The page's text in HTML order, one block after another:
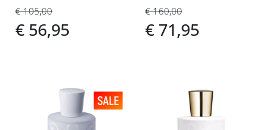
€ 105,00
€ 56,95
€ 160,00
€ 71,95
Voeg